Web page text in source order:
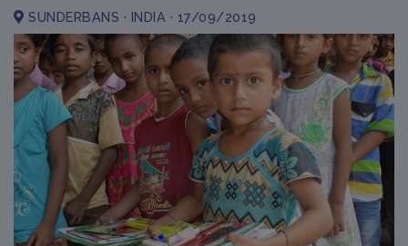
SUNDERBANS · INDIA · 17/09/2019